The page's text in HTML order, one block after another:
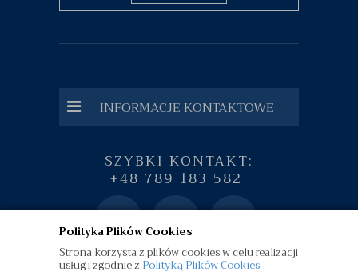
Polityka Plików Cookies
Strona korzysta z plików cookies w celu realizacji
usług i zgodnie z Polityką Plików Cookies
INFORMACJE KONTAKTOWE
SZYBKI KONTAKT:
+48 789 183 582